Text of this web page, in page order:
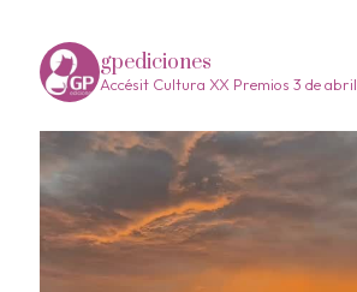
gpediciones
Accésit Cultura XX Premios 3 de abril